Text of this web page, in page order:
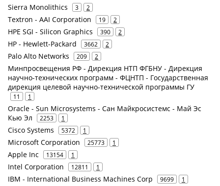
Sierra Monolithics 3 2
Textron - AAI Corporation 19 2
HPE SGI - Silicon Graphics 390 2
HP - Hewlett-Packard 3662 2
Palo Alto Networks 209 2
Минпросвещения РФ - Дирекция НТП ФГБНУ - Дирекция
научно-технических программ - ФЦНТП - Государственная
дирекция целевой научно-технической программы ГУ
11 1
Oracle - Sun Microsystems - Сан Майкросистемс - Май Эс
Кью Эл
2253 1
Cisco Systems 5372 1
Microsoft Corporation 25773 1
Apple Inc 13154 1
Intel Corporation 12811 1
IBM - International Business Machines Corp 9699 1